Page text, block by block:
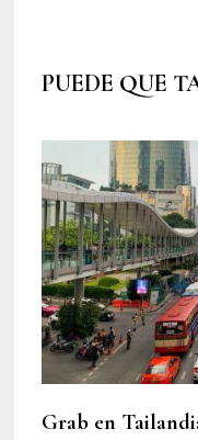
PUEDE QUE
Grab en